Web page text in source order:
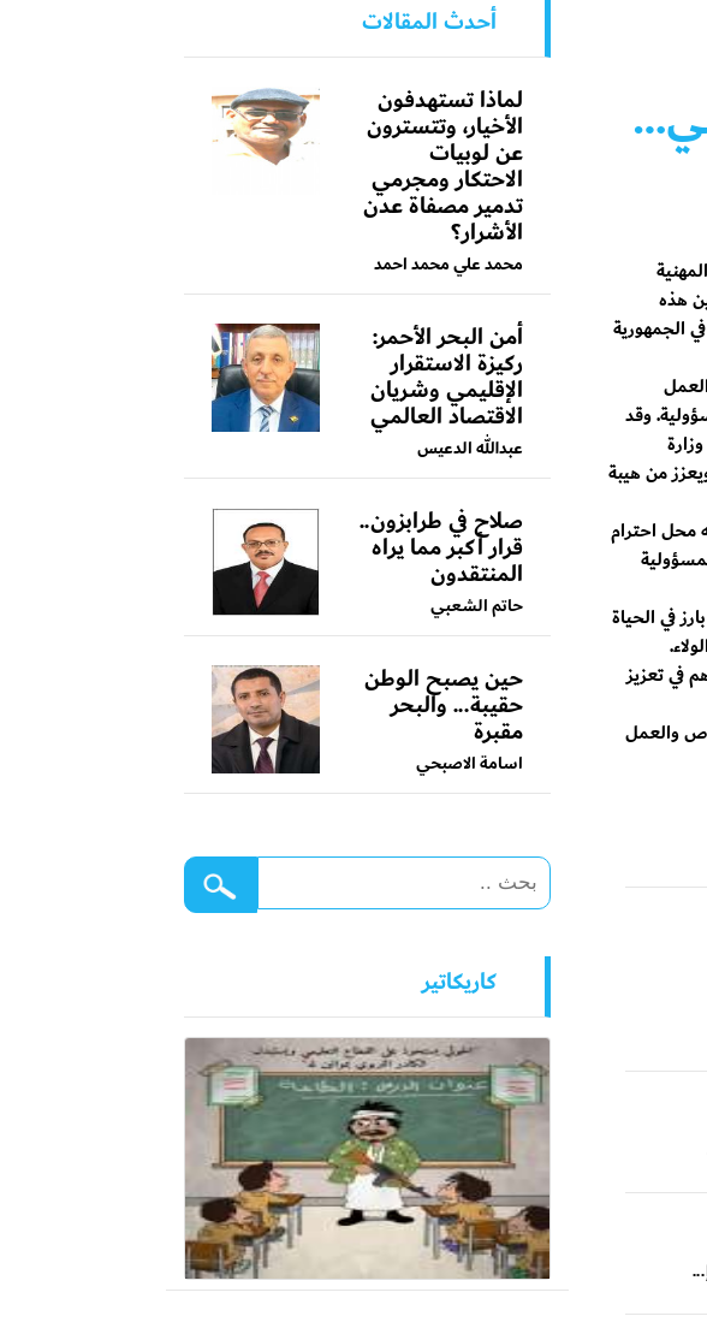
هذه
الجمهورية
وقد
من هيبة
محل احترام
في الحياة
في تعزيز
والعمل
أحدث المقالات
لماذا تستهدفون
الأخيار، وتتسترون
عن لوبيات
الاحتكار ومجرمي
تدمير مصفاة عدن
الأشرار؟
محمد علي محمد احمد
أمن البحر الأحمر:
ركيزة الاستقرار
الإقليمي وشريان
الاقتصاد العالمي
عبدالله الدعيس
صلاح في طرابزون..
قرار أكبر مما يراه
المنتقدون
حاتم الشعبي
حين يصبح الوطن
حقيبة... والبحر
مقبرة
اسامة الاصبحي
كاريكاتير